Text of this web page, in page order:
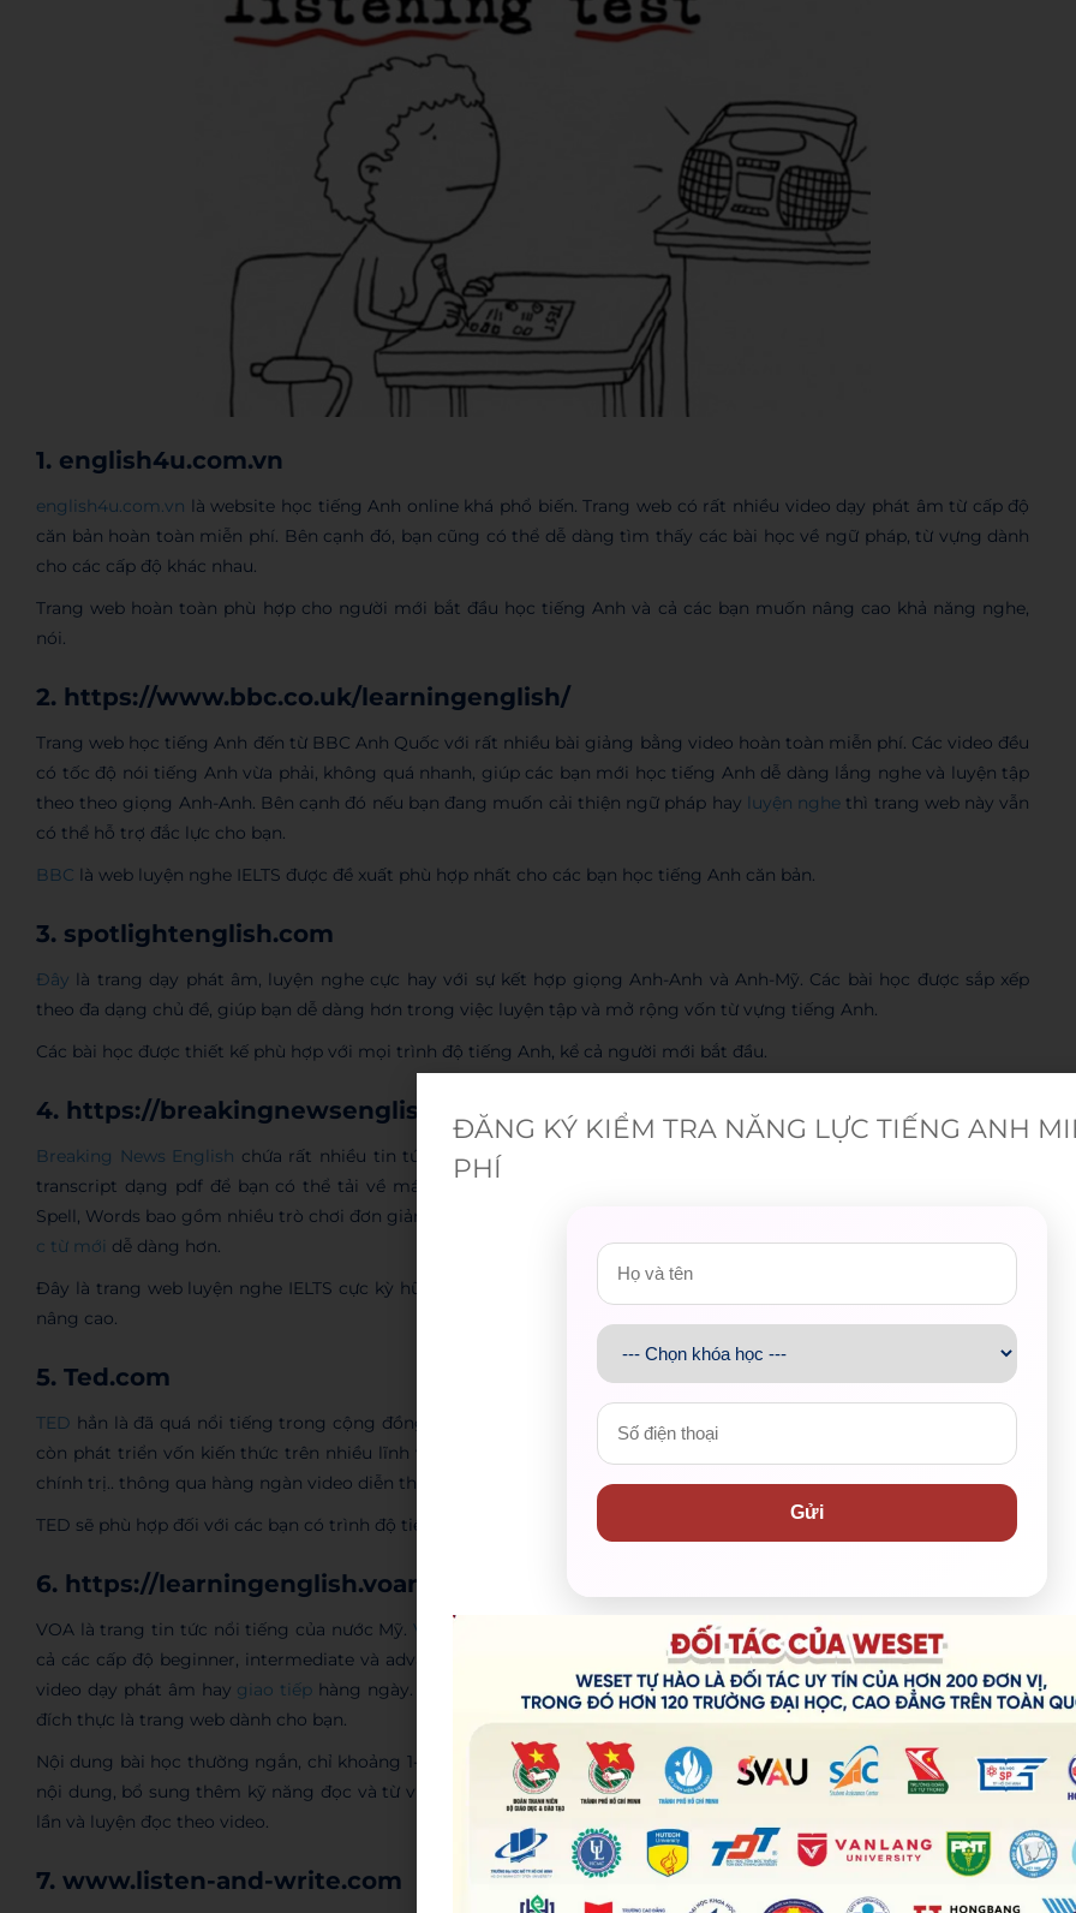
1. english4u.com.vn
english4u.com.vn là website học tiếng Anh online khá phổ biến. Trang web có rất nhiều video dạy phát âm từ cấp độ
căn bản hoàn toàn miễn phí. Bên cạnh đó, bạn cũng có thể dễ dàng tìm thấy các bài học về ngữ pháp, từ vựng dành
cho các cấp độ khác nhau.
Trang web hoàn toàn phù hợp cho người mới bắt đầu học tiếng Anh và cả các bạn muốn nâng cao khả năng nghe,
nói.
2. https://www.bbc.co.uk/learningenglish/
Trang web học tiếng Anh đến từ BBC Anh Quốc với rất nhiều bài giảng bằng video hoàn toàn miễn phí. Các video đều
có tốc độ nói tiếng Anh vừa phải, không quá nhanh, giúp các bạn mới học tiếng Anh dễ dàng lắng nghe và luyện tập
theo theo giọng Anh-Anh. Bên cạnh đó nếu bạn đang muốn cải thiện ngữ pháp hay luyện nghe thì trang web này vẫn
có thể hỗ trợ đắc lực cho bạn.
BBC là web luyện nghe IELTS được đề xuất phù hợp nhất cho các bạn học tiếng Anh căn bản.
3. spotlightenglish.com
Đây là trang dạy phát âm, luyện nghe cực hay với sự kết hợp giọng Anh-Anh và Anh-Mỹ. Các bài học được sắp xếp
theo đa dạng chủ đề, giúp bạn dễ dàng hơn trong việc luyện tập và mở rộng vốn từ vựng tiếng Anh.
Các bài học được thiết kế phù hợp với mọi trình độ tiếng Anh, kể cả người mới bắt đầu.
4. https://breakingnewsenglish.com/
Breaking News English chứa rất nhiều tin tức tiếng Anh được cập nhật mỗi ngày. Ngoài ra, website còn hỗ trợ file
transcript dạng pdf để bạn có thể tải về máy. Mỗi tin tức được chia ra các dạng bài Listening, Reading, Grammar,
Spell, Words bao gồm nhiều trò chơi đơn giản để các bạn có thể vừa luyện nghe, luyện đọc,
c từ mới dễ dàng hơn.
Đây là trang web luyện nghe IELTS cực kỳ hữu ích cho cho các bạn học tiếng Anh ở tất cả các cấp độ từ cơ bản đến
nâng cao.
5. Ted.com
TED hẳn là đã quá nổi tiếng trong cộng đồng học tiếng Anh. Trang web không chỉ giúp bạn nâng cấp tiếng Anh mà
còn phát triển vốn kiến thức trên nhiều lĩnh vực liên quan đến kỹ năng sống, giáo dục, công nghệ, sáng tạo, kinh tế,
chính trị.. thông qua hàng ngàn video diễn thuyết, hội thảo của nhiều nhân vật nổi tiếng thế giới.
TED sẽ phù hợp đối với các bạn có trình độ tiếng Anh từ mức trung bình khá trở lên
6. https://learningenglish.voanews.com/
VOA là trang tin tức nổi tiếng của nước Mỹ.VOA Learning English
được thiết kế dành cho người học tiếng Anh ở tất
cả các cấp độ beginner, intermediate và advanced – chứa rất nhiều video đa dạng chủ đề, từ tin tức thời sự đến các
video dạy phát âm hay giao tiếp hàng ngày. Nếu bạn đang tìm một trang web luyện phát âm giọng Anh-Mỹ thì đây
đích thực là trang web dành cho bạn.
Nội dung bài học thường ngắn, chỉ khoảng 1-3 phút, có phụ đề tiếng Anh theo bài nghe giúp người đọc dễ dàng hiểu
nội dung, bổ sung thêm kỹ năng đọc và từ vựng. Do bài nghe có thời lượng ngắn nên học viên có thể nghe lại nhiều
lần và luyện đọc theo video.
7. www.listen-and-write.com
ĐĂNG KÝ KIỂM TRA NĂNG LỰC TIẾNG ANH
PHÍ
Gửi